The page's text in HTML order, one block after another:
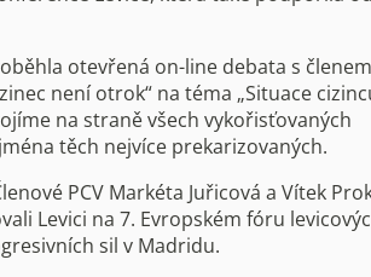
otevřená on-line debata s členem
není otrok“ na téma „Situace
na straně všech vykořisťovaných
těch nejvíce prekarizovaných.
PCV Markéta Juřicová a Vítek
Levici na 7. Evropském fóru
sil v Madridu.